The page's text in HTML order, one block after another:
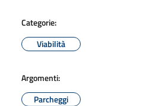
Categorie:
Viabilità
Argomenti:
Parcheggi